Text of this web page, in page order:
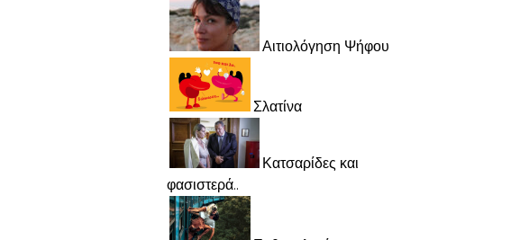
Αιτιολόγηση Ψήφου
Σλατίνα
Κατσαρίδες και
φασιστερά..